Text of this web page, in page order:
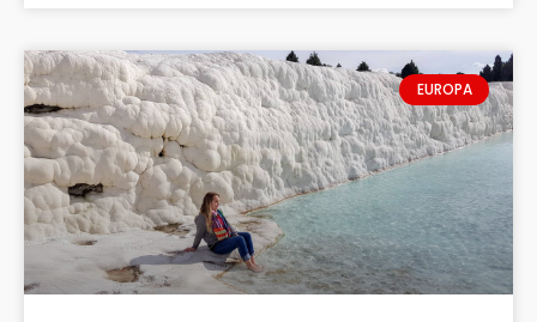
EUROPA